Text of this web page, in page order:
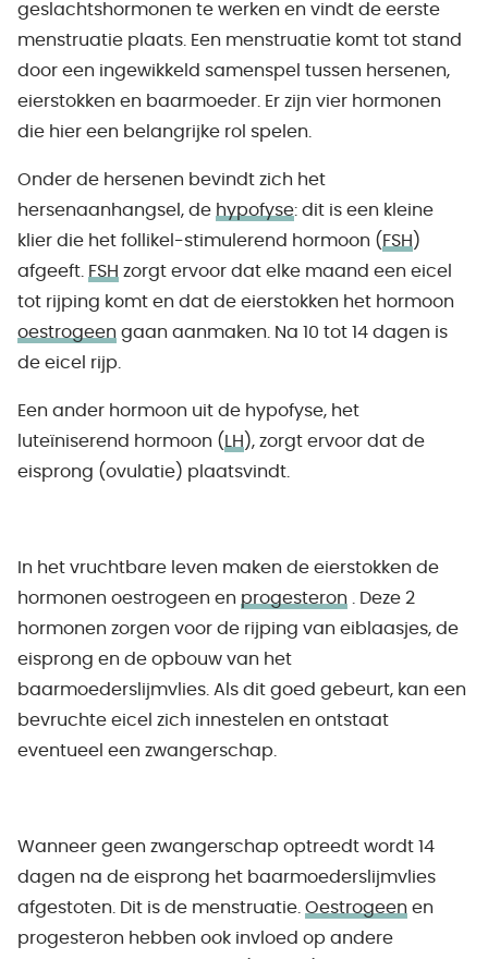
geslachtshormonen te werken en vindt de eerste
menstruatie plaats. Een menstruatie komt tot stand
door een ingewikkeld samenspel tussen hersenen,
eierstokken en baarmoeder. Er zijn vier hormonen
die hier een belangrijke rol spelen.
Onder de hersenen bevindt zich het
hersenaanhangsel, de hypofyse: dit is een kleine
klier die het follikel-stimulerend hormoon ( FSH )
afgeeft. FSH zorgt ervoor dat elke maand een eicel
tot rijping komt en dat de eierstokken het hormoon
oestrogeen gaan aanmaken. Na 10 tot 14 dagen is
de eicel rijp.
Een ander hormoon uit de hypofyse, het
luteïniserend hormoon (
LH ), zorgt ervoor dat de
eisprong (ovulatie) plaatsvindt.
In het vruchtbare leven maken de eierstokken de
hormonen oestrogeen en progesteron . Deze 2
hormonen zorgen voor de rijping van eiblaasjes, de
eisprong en de opbouw van het
baarmoederslijmvlies. Als dit goed gebeurt, kan een
bevruchte eicel zich innestelen en ontstaat
eventueel een zwangerschap.
Wanneer geen zwangerschap optreedt wordt 14
dagen na de eisprong het baarmoederslijmvlies
afgestoten. Dit is de menstruatie. Oestrogeen en
progesteron hebben ook invloed op andere